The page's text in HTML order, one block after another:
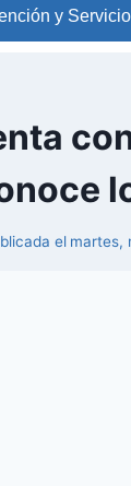
y
el martes,